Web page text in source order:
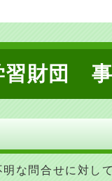
習財団
な問合せに対し